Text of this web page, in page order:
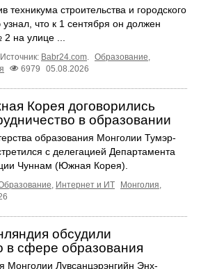
техникума строительства и городского
узнал, что к 1 сентября он должен
на улице ...
Источник: Babr24.com. Образование,
6979 05.08.2026
Корея договорились
в образовании
образования Монголии Тумэр-
с делегацией Департамента
Чуннам (Южная Корея).
, Интернет и ИТ Монголия,
обсудили
в сфере образования
Монголии Лувсанцэрэнгийн Энх-